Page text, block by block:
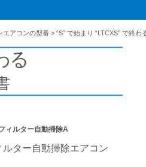
エアコンの型番 > “S” で始まり “LTCXS” で終わ
る
ィルター自動掃除A
ルター自動掃除エアコン